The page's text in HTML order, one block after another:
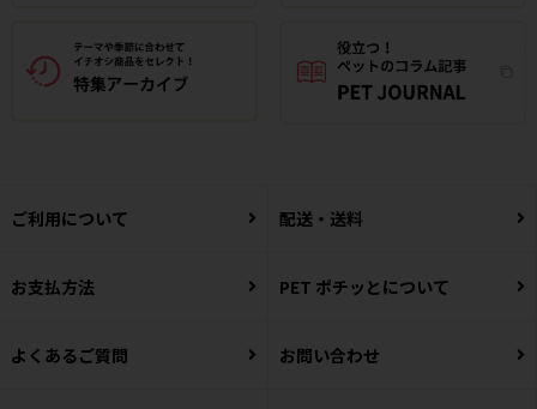
ご利用について 配送・送料
お支払方法 PET ポチッとについて
よくあるご質問 お問い合わせ